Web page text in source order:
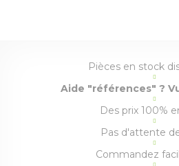
Pièces en stock
Aide "références" ?
Des prix 100%
Pas d'attente
Commandez